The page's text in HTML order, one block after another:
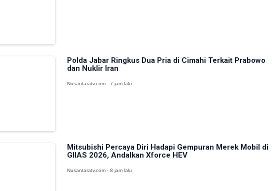
Polda Jabar Ringkus Dua Pria di Cimahi Terkait Prabowo
dan Nuklir Iran
Nusantaratv.com - 7 jam lalu
Mitsubishi Percaya Diri Hadapi Gempuran Merek Mobil di
GIIAS 2026, Andalkan Xforce HEV
Nusantaratv.com - 8 jam lalu